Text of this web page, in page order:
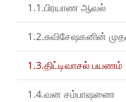
1.1.பிரயாண ஆவல்
1.2.சுவிசேஷகனின்
1.3.திட்டிவாசல் பயணம்
1.4.வன சம்பாஷணை